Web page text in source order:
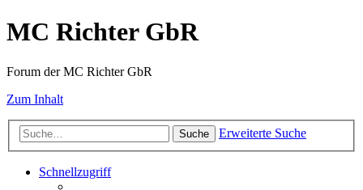
MC Richter GbR
Forum der MC Richter GbR
Zum Inhalt
Suche Erweiterte Suche
Schnellzugriff